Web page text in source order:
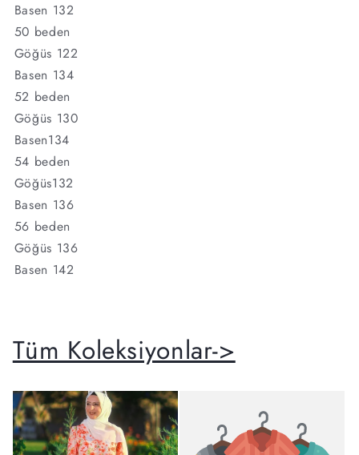
Basen 132
50 beden
Göğüs 122
Basen 134
52 beden
Göğüs 130
Basen134
54 beden
Göğüs132
Basen 136
56 beden
Göğüs 136
Basen 142
Tüm Koleksiyonlar->